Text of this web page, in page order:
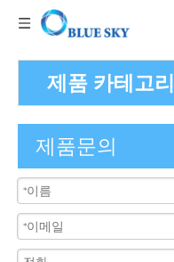
제품 카테고리
제품문의